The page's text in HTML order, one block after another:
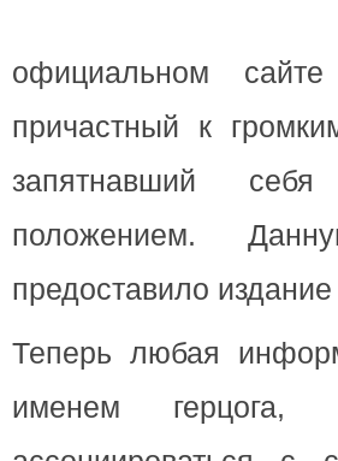
официальном
причастный к
запятнавший
положением.
предоставило
Теперь любая
именем